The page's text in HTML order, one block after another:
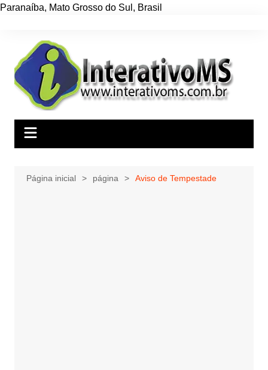
Paranaíba, Mato Grosso do Sul , Brasil
conteúdo
Página inicial página Aviso de Tempestade